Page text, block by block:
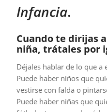
Infancia.
Cuando te dirijas
niña, trátales por
Déjales hablar de lo que a
Puede haber niños que
vestirse con falda o
Puede haber niñas que